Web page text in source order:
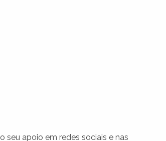
seu apoio em redes sociais e nas